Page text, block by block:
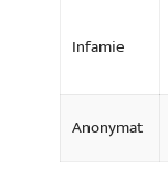
Infamie
Anonymat